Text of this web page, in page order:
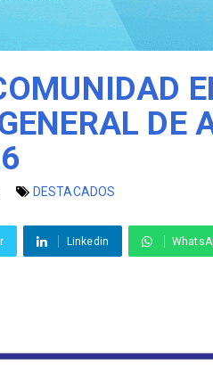
DE
DESTACADOS
Linkedin